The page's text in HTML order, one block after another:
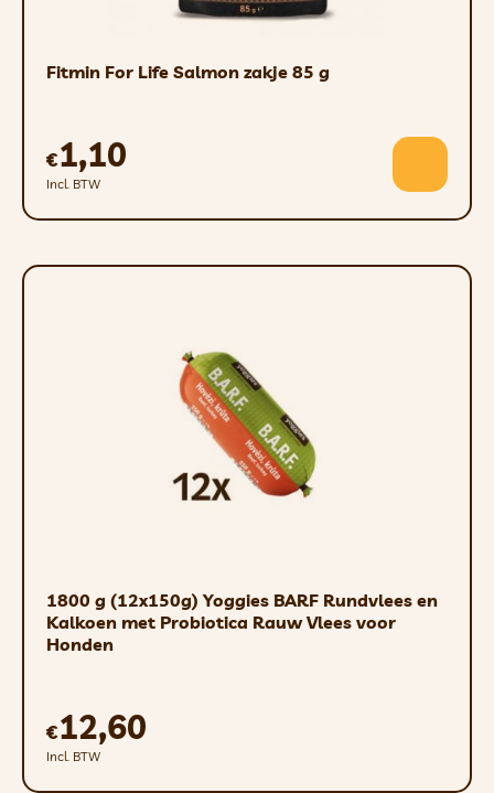
Fitmin For Life Salmon zakje 85 g
€1,10
Incl. BTW
1800 g (12x150g) Yoggies BARF Rundvlees en
Kalkoen met Probiotica Rauw Vlees voor
Honden
€12,60
Incl. BTW